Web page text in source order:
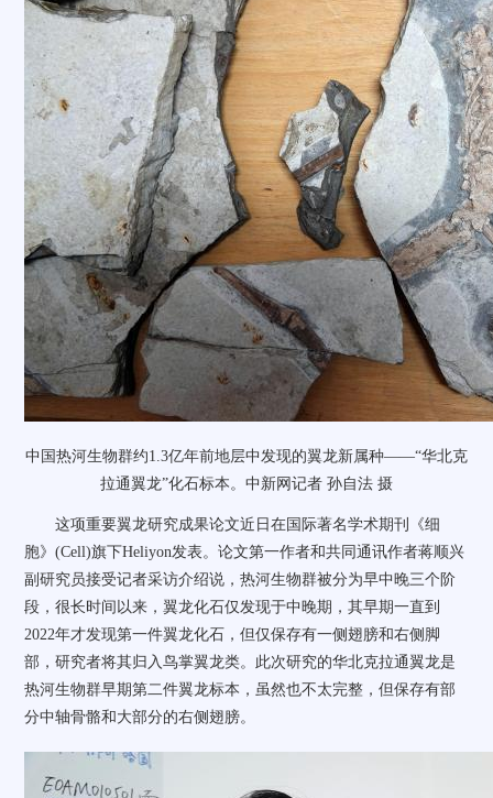
中国热河生物群约1.3亿年前地层中发现的翼龙新属种——“华北克
拉通翼龙”化石标本。 中新网 记者 孙自法 摄
这项重要翼龙研究成果论文近日在国际著名学术期刊《细
胞》(Cell)旗下Heliyon发表。论文第一作者和共同通讯作者蒋顺兴
副研究员接受记者采访介绍说，热河生物群被分为早中晚三个阶
段，很长时间以来，翼龙化石仅发现于中晚期，其早期一直到
2022年才发现第一件翼龙化石，但仅保存有一侧翅膀和右侧脚
部，研究者将其归入鸟掌翼龙类。此次研究的华北克拉通翼龙是
热河生物群早期第二件翼龙标本，虽然也不太完整，但保存有部
分中轴骨骼和大部分的右侧翅膀。